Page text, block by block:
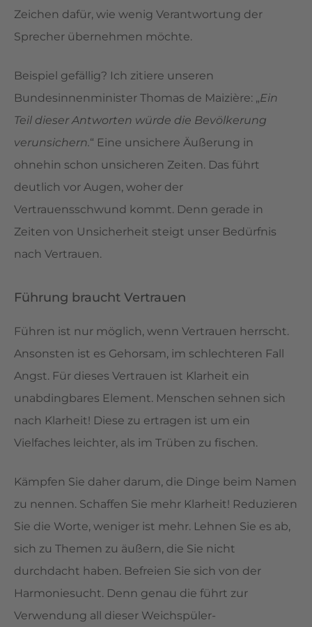
Zeichen dafür, wie wenig Verantwortung der
Sprecher übernehmen möchte.
Beispiel gefällig? Ich zitiere unseren
Bundesinnenminister Thomas de Maizière: „Ein
Teil dieser Antworten würde die Bevölkerung
verunsichern.“ Eine unsichere Äußerung in
ohnehin schon unsicheren Zeiten. Das führt
deutlich vor Augen, woher der
Vertrauensschwund kommt. Denn gerade in
Zeiten von Unsicherheit steigt unser Bedürfnis
nach Vertrauen.
Führung braucht Vertrauen
Führen ist nur möglich, wenn Vertrauen herrscht.
Ansonsten ist es Gehorsam, im schlechteren Fall
Angst. Für dieses Vertrauen ist Klarheit ein
unabdingbares Element. Menschen sehnen sich
nach Klarheit! Diese zu ertragen ist um ein
Vielfaches leichter, als im Trüben zu fischen.
Kämpfen Sie daher darum, die Dinge beim Namen
zu nennen. Schaffen Sie mehr Klarheit! Reduzieren
Sie die Worte, weniger ist mehr. Lehnen Sie es ab,
sich zu Themen zu äußern, die Sie nicht
durchdacht haben. Befreien Sie sich von der
Harmoniesucht. Denn genau die führt zur
Verwendung all dieser Weichspüler-